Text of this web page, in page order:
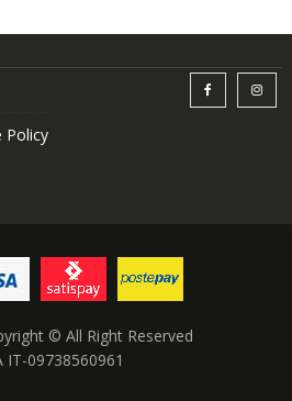
Policy
© All Right Reserved
IT-09738560961